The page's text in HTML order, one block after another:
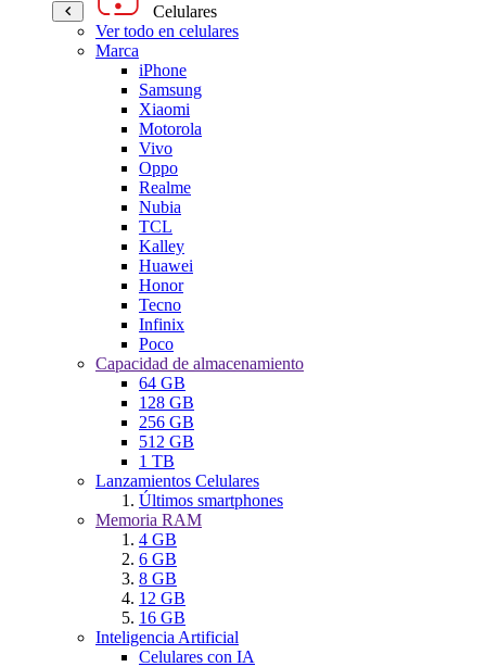
Celulares
Ver todo en celulares
Marca
iPhone
Samsung
Xiaomi
Motorola
Vivo
Oppo
Realme
Nubia
TCL
Kalley
Huawei
Honor
Tecno
Infinix
Poco
Capacidad de almacenamiento
64 GB
128 GB
256 GB
512 GB
1 TB
Lanzamientos Celulares
Últimos smartphones
Memoria RAM
4 GB
6 GB
8 GB
12 GB
16 GB
Inteligencia Artificial
Celulares con IA